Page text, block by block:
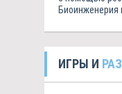
Биоинженерия
ИГРЫ И